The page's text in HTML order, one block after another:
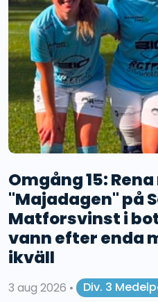
Omgång 15:
"Majadagen" på
Matforsvinst i
vann efter enda
ikväll
3 aug 2026 •
Div. 3